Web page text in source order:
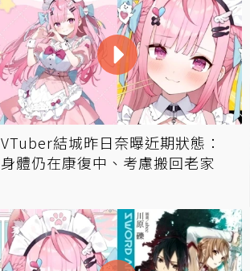
VTuber結城昨日奈曝近期狀態：
身體仍在康復中、考慮搬回老家